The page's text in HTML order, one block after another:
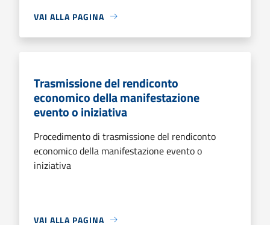
VAI ALLA PAGINA
Trasmissione del rendiconto
economico della manifestazione
evento o iniziativa
Procedimento di trasmissione del rendiconto
economico della manifestazione evento o
iniziativa
VAI ALLA PAGINA